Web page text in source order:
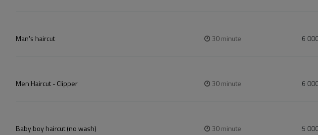
Man's haircut 30minute 6
Men Haircut - Clipper 30minute 6
Baby boy haircut (no wash) 30minute 5